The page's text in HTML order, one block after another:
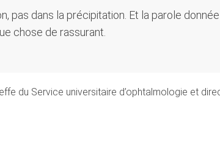
pas dans la précipitation. Et la parole
chose de rassurant.
du Service universitaire d’ophtalmologie et